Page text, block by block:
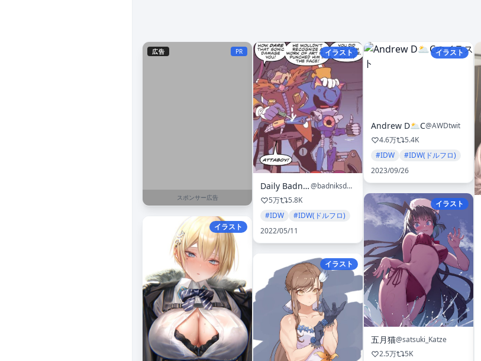
広告 PR
スポンサー広告
イラスト
イラスト
Daily Badniks
@badniksdaily
5万
5.8K
#IDW
#IDW(ドルフロ)
2022/05/11
イラスト
イラスト
Andrew D🌥️C@AWDtwit
4.6万
5.4K
#IDW
#IDW(ドルフロ)
2023/09/26
イラスト
五月猫@satsuki_Katze
2.5万
5K